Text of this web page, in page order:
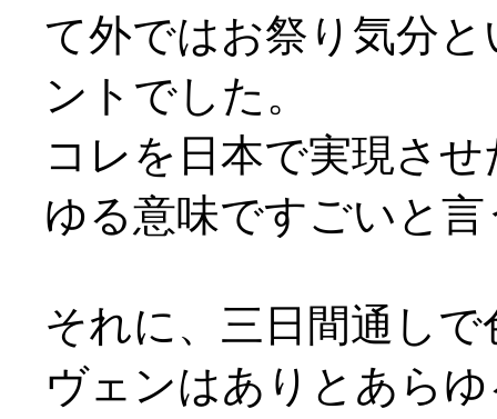
て外ではお祭り気分
ントでした。
コレを日本で実現さ
ゆる意味ですごいと
それに、三日間通し
ヴェンはありとあら